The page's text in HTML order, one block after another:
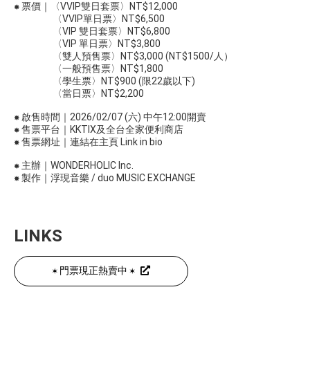
✸ 票價｜〈VVIP雙日套票〉NT$12,000
〈VVIP單日票〉NT$6,500
〈VIP 雙日套票〉NT$6,800
〈VIP 單日票〉NT$3,800
〈雙人預售票〉NT$3,000 (NT$1500/人）
〈一般預售票〉NT$1,800
〈學生票〉NT$900 (限22歲以下)
〈當日票〉NT$2,200
✸ 啟售時間｜2026/02/07 (六) 中午12:00開賣
✸ 售票平台｜KKTIX及全台全家便利商店
✸ 售票網址｜連結在主頁 Link in bio
✸ 主辦｜WONDERHOLIC Inc.
✸ 製作｜浮現音樂 / duo MUSIC EXCHANGE
LINKS
✶ ​門票現正熱賣中 ​✶